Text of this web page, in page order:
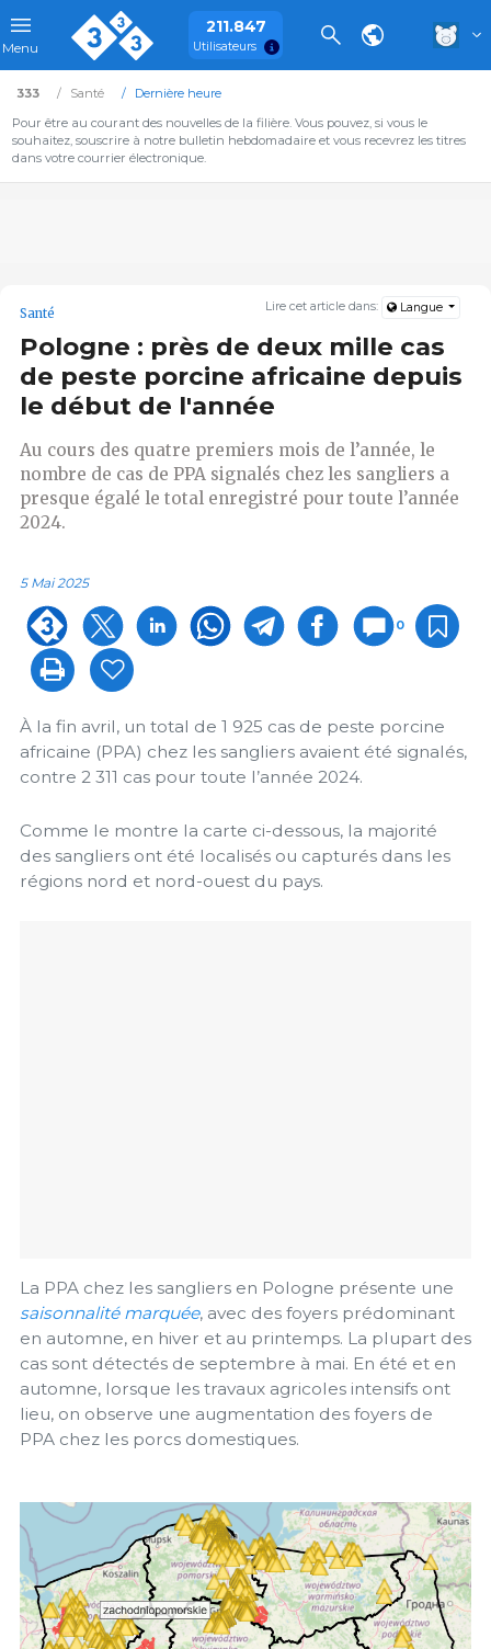
Menu
211.847
Utilisateurs
333 Santé
Dernière heure
Pour être au courant des nouvelles de la filière. Vous pouvez, si vous le
souhaitez, souscrire à notre bulletin hebdomadaire et vous recevrez les titres
dans votre courrier électronique.
Lire cet article dans: Langue
Santé
Pologne : près de deux mille cas
de peste porcine africaine depuis
le début de l'année
Au cours des quatre premiers mois de l’année, le
nombre de cas de PPA signalés chez les sangliers a
presque égalé le total enregistré pour toute l’année
2024.
5 Mai 2025
0
À la fin avril, un total de 1 925 cas de peste porcine
africaine (PPA) chez les sangliers avaient été signalés,
contre 2 311 cas pour toute l’année 2024.
Comme le montre la carte ci-dessous, la majorité
des sangliers ont été localisés ou capturés dans les
régions nord et nord-ouest du pays.
La PPA chez les sangliers en Pologne présente une
saisonnalité marquée, avec des foyers prédominant
en automne, en hiver et au printemps. La plupart des
cas sont détectés de septembre à mai. En été et en
automne, lorsque les travaux agricoles intensifs ont
lieu, on observe une augmentation des foyers de
PPA chez les porcs domestiques.